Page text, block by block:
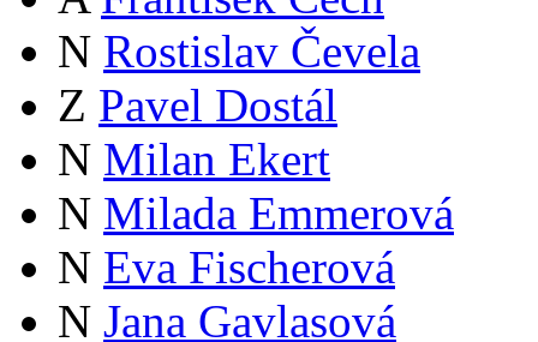
N Rostislav Čevela
Z Pavel Dostál
N Milan Ekert
N Milada Emmerová
N Eva Fischerová
N Jana Gavlasová